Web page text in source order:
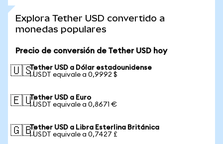
Explora Tether USD convertido a
monedas populares
Precio de conversión de Tether USD hoy
🇺🇸Tether USD a Dólar estadounidense
1 USDT equivale a 0,9992 $
🇪🇺Tether USD a Euro
1 USDT equivale a 0,8671 €
🇬🇧Tether USD a Libra Esterlina Británica
1 USDT equivale a 0,7427 £